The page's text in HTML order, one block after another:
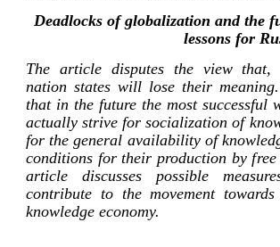
Deadlocks of globalization and the
lessons for
The article disputes the view that,
nation states will lose their
that in the future the most
actually strive for socialization of
for the general availability of
conditions for their production by
article discusses possible
contribute to the movement
knowledge economy.